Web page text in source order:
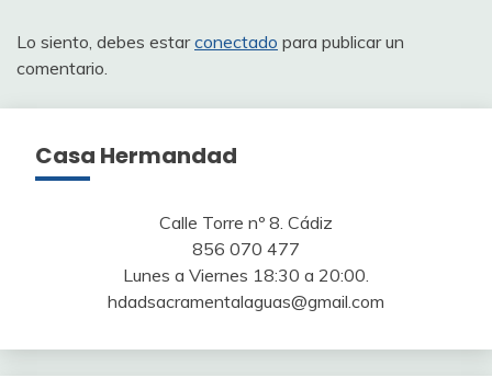
Lo siento, debes estarconectado para publicar un
comentario.
Casa Hermandad
Calle Torre nº 8. Cádiz
856 070 477
Lunes a Viernes 18:30 a 20:00.
hdadsacramentalaguas@gmail.com